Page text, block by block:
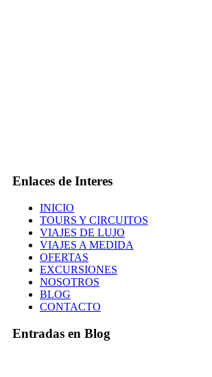
Enlaces de Interes
INICIO
TOURS Y CIRCUITOS
VIAJES DE LUJO
VIAJES A MEDIDA
OFERTAS
EXCURSIONES
NOSOTROS
BLOG
CONTACTO
Entradas en Blog